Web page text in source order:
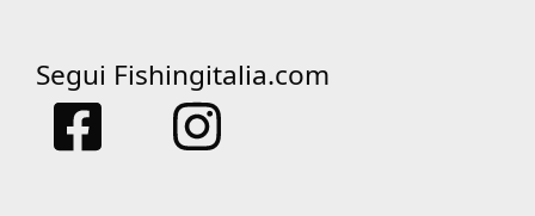
Segui Fishingitalia.com